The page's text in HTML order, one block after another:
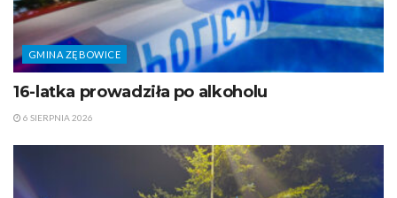
GMINA ZĘBOWICE
16-latka prowadziła po alkoholu
6 SIERPNIA 2026